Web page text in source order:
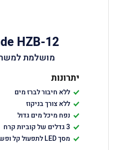
HZB-12
מושלמת
יתרונות
ללא חיבור לברז מים
ללא צורך בניקוז
נפח מיכל מים גדול
3 גדלים של קוביות קרח
מסך LED לתפעול קל ופשוט